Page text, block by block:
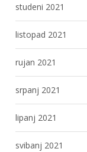
studeni 2021
listopad 2021
rujan 2021
srpanj 2021
lipanj 2021
svibanj 2021